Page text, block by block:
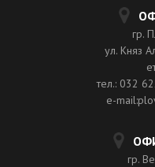
гр.
ул. Княз
тел.: 032
e-
гр.